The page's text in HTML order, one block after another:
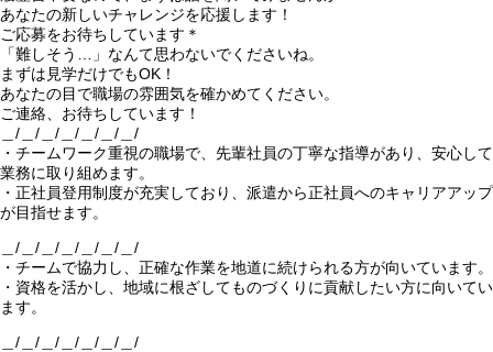
あなたの新しいチャレンジを応援します！
ご応募をお待ちしています＊
「難しそう…」なんて思わないでくださいね。
まずは見学だけでもOK！
あなたの目で職場の雰囲気を確かめてください。
ご連絡、お待ちしています！
＿/＿/＿/＿/＿/＿/＿/
・チームワーク重視の職場で、先輩社員の丁寧な指導があり、安心して
業務に取り組めます。
・正社員登用制度が充実しており、派遣から正社員へのキャリアアップ
が目指せます。
＿/＿/＿/＿/＿/＿/＿/
・チームで協力し、正確な作業を地道に続けられる方が向いています。
・資格を活かし、地域に根ざしてものづくりに貢献したい方に向いてい
ます。
＿/＿/＿/＿/＿/＿/＿/